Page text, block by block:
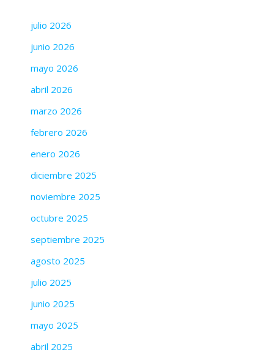
julio 2026
junio 2026
mayo 2026
abril 2026
marzo 2026
febrero 2026
enero 2026
diciembre 2025
noviembre 2025
octubre 2025
septiembre 2025
agosto 2025
julio 2025
junio 2025
mayo 2025
abril 2025